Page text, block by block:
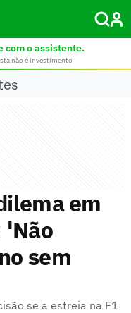
com o assistente.
não é investimento
em
'Não
sem
se a estreia na F1